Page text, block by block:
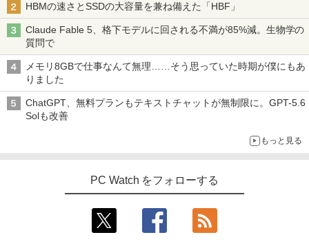
HBMの速さとSSDの大容量を兼ね備えた「HBF」
Claude Fable 5、格下モデルに回される不満が85%減。生物学の
質問で
メモリ8GBで仕事なんて無理……そう思っていた時期が僕にもあ
りました
ChatGPT、無料プランもテキストチャットが無制限に。GPT-5.6
Solも改善
もっと見る
PC Watch をフォローする